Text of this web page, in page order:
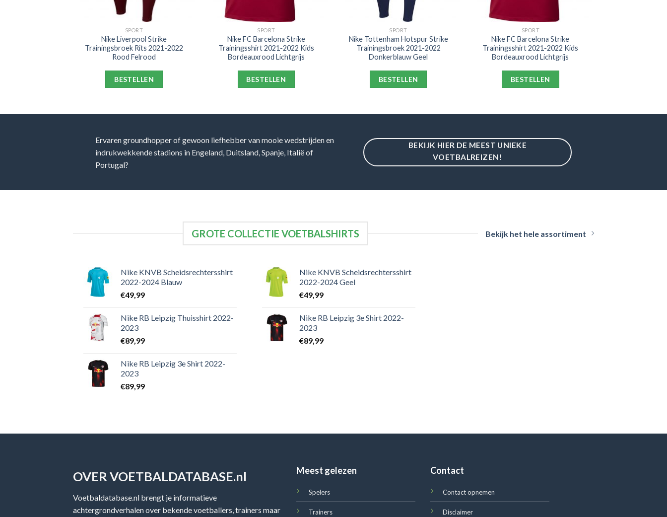
SPORT
Nike Liverpool Strike
Trainingsbroek Rits 2021-2022
Rood Felrood
BESTELLEN
SPORT
Nike FC Barcelona Strike
Trainingsshirt 2021-2022 Kids
Bordeauxrood Lichtgrijs
BESTELLEN
SPORT
Nike Tottenham Hotspur Strike
Trainingsbroek 2021-2022
Donkerblauw Geel
BESTELLEN
SPORT
Nike FC Barcelona Strike
Trainingsshirt 2021-2022 Kids
Bordeauxrood Lichtgrijs
BESTELLEN
Ervaren groundhopper of gewoon liefhebber van mooie wedstrijden en
indrukwekkende stadions in Engeland, Duitsland, Spanje, Italië of
Portugal?
BEKIJK HIER DE MEEST UNIEKE
VOETBALREIZEN!
GROTE COLLECTIE VOETBALSHIRTS Bekijk het hele assortiment
Nike KNVB Scheidsrechtersshirt
2022-2024 Blauw
€49,99
Nike RB Leipzig Thuisshirt 2022-
2023
€89,99
Nike RB Leipzig 3e Shirt 2022-
2023
€89,99
Nike KNVB Scheidsrechtersshirt
2022-2024 Geel
€49,99
Nike RB Leipzig 3e Shirt 2022-
2023
€89,99
OVER VOETBALDATABASE.nl
Voetbaldatabase.nl brengt je informatieve
achtergrondverhalen over bekende voetballers, trainers maar
Meest gelezen
Spelers
Trainers
Contact
Contact opnemen
Disclaimer